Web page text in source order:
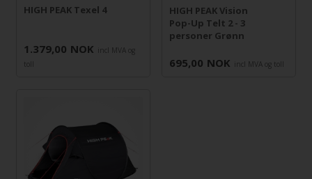
HIGH PEAK Texel 4
1.379,00 NOK
incl MVA og
toll
HIGH PEAK Vision
Pop-Up Telt 2 - 3
personer Grønn
695,00 NOK incl MVA og toll